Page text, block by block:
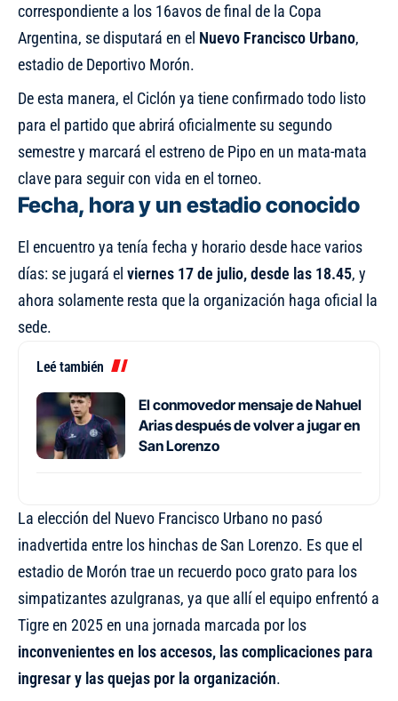
correspondiente a los 16avos de final de la Copa
Argentina, se disputará en el Nuevo Francisco Urbano,
estadio de Deportivo Morón.
De esta manera, el Ciclón ya tiene confirmado todo listo
para el partido que abrirá oficialmente su segundo
semestre y marcará el estreno de Pipo en un mata-mata
clave para seguir con vida en el torneo.
Fecha, hora y un estadio conocido
El encuentro ya tenía fecha y horario desde hace varios
días: se jugará el viernes 17 de julio, desde las 18.45, y
ahora solamente resta que la organización haga oficial la
sede.
Leé también
El conmovedor mensaje de Nahuel
Arias después de volver a jugar en
San Lorenzo
La elección del Nuevo Francisco Urbano no pasó
inadvertida entre los hinchas de San Lorenzo. Es que el
estadio de Morón trae un recuerdo poco grato para los
simpatizantes azulgranas, ya que allí el equipo enfrentó a
Tigre en 2025 en una jornada marcada por los
inconvenientes en los accesos, las complicaciones para
ingresar y las quejas por la organización.